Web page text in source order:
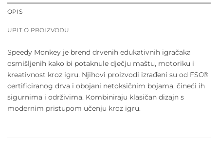
OPIS
UPIT O PROIZVODU
Speedy Monkey je brend drvenih edukativnih igračaka
osmišljenih kako bi potaknule dječju maštu, motoriku i
kreativnost kroz igru. Njihovi proizvodi izrađeni su od FSC®
certificiranog drva i obojani netoksičnim bojama, čineći ih
sigurnima i održivima. Kombiniraju klasičan dizajn s
modernim pristupom učenju kroz igru.